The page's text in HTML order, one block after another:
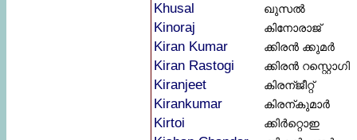
Khusal ഖുസൽ
Kinoraj കിനോരാജ്
Kiran Kumar ക്കിരൻ ക്കുമർ
Kiran Rastogi ക്കിരൻ റസ്റ്റൊഗി
Kiranjeet കിരന്ജീറ്റ്
Kirankumar കിരന്കുമാർ
Kirtoi ക്കിർറ്റൊഇ